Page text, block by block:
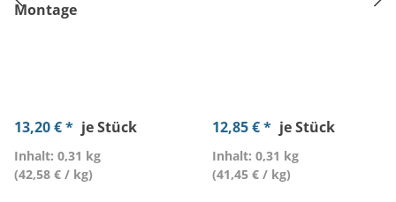
Montage
13,20 € * je Stück
Inhalt: 0,31 kg
(42,58 € / kg)
12,85 € * je Stück
Inhalt: 0,31 kg
(41,45 € / kg)